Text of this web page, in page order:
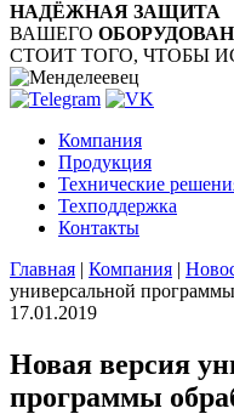
НАДЁЖНАЯ ЗАЩИТА
ВАШЕГО
СТОИТ ТОГО, ЧТОБЫ
Компания
Продукция
Технические
Техподдержка
Контакты
Главная | Компания |
универсальной
17.01.2019
Новая версия
программы